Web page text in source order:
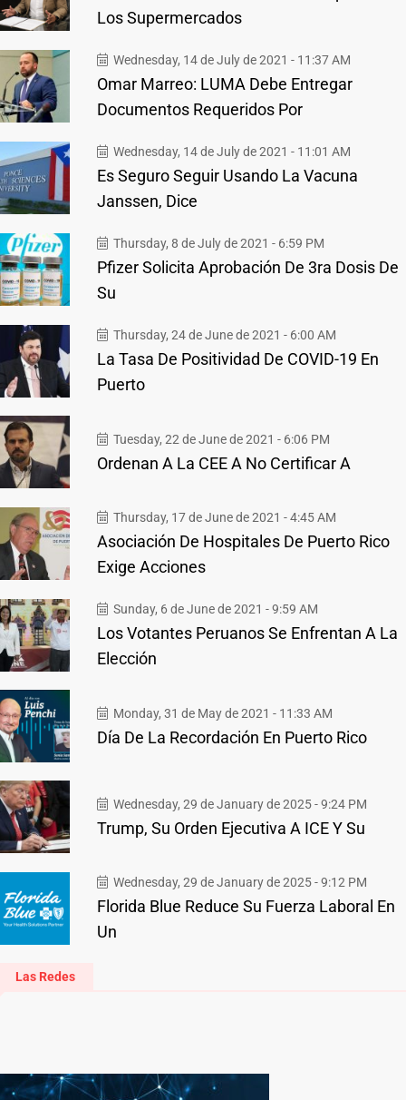
Los Supermercados
Wednesday, 14 de July de 2021 - 11:37 AM
Omar Marreo: LUMA Debe Entregar
Documentos Requeridos Por
Wednesday, 14 de July de 2021 - 11:01 AM
Es Seguro Seguir Usando La Vacuna
Janssen, Dice
Thursday, 8 de July de 2021 - 6:59 PM
Pfizer Solicita Aprobación De 3ra Dosis De
Su
Thursday, 24 de June de 2021 - 6:00 AM
La Tasa De Positividad De COVID-19 En
Puerto
Tuesday, 22 de June de 2021 - 6:06 PM
Ordenan A La CEE A No Certificar A
Thursday, 17 de June de 2021 - 4:45 AM
Asociación De Hospitales De Puerto Rico
Exige Acciones
Sunday, 6 de June de 2021 - 9:59 AM
Los Votantes Peruanos Se Enfrentan A La
Elección
Monday, 31 de May de 2021 - 11:33 AM
Día De La Recordación En Puerto Rico
Wednesday, 29 de January de 2025 - 9:24 PM
Trump, Su Orden Ejecutiva A ICE Y Su
Wednesday, 29 de January de 2025 - 9:12 PM
Florida Blue Reduce Su Fuerza Laboral En
Un
Las Redes